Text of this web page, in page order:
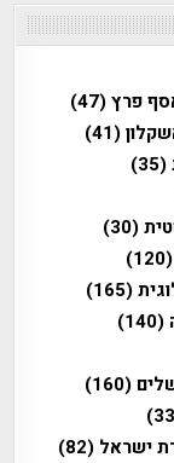
פרץ(47)
(41)
(35)
(30)
(120)
(165)
(140)
(160)
ישראל (82)